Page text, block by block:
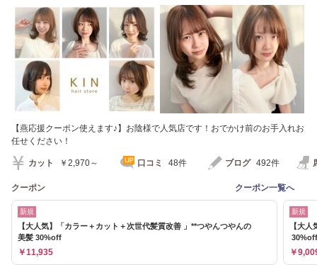
【燕応援クーポン使えます♪】お陰様で人気店です！おでかけ前のお手入れお
任せください！
カット ￥2,970～ 口コミ 48件 ブログ 492件
クーポン クーポン一覧へ
新規
【大人気】「カラー＋カット＋次世代髪質改善 」**つやんつやんの
美髪 30%off
￥11,935
新規
【大
30%off
￥